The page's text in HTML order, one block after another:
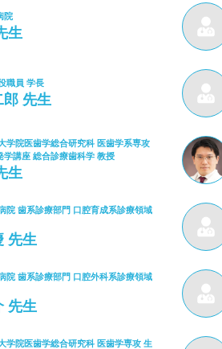
院
生
職員 学長
郎 先生
学院医歯学総合研究科 医歯学系専攻
学講座 総合診療歯科学 教授
生
院 歯系診療部門 口腔育成系診療領域
先生
院 歯系診療部門 口腔外科系診療領域
先生
学院医歯学総合研究科 医歯学専攻 生